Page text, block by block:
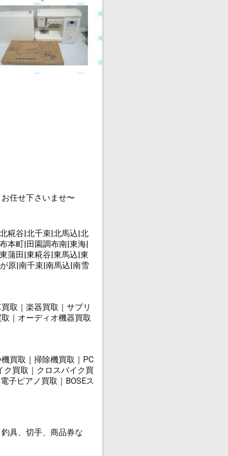
任せ下さいませ〜
糀谷|北千束|北馬込|北
本町|田園調布南|東海|
蒲田|東糀谷|東馬込|東
原|南千束|南馬込|南雪
取｜楽器買取｜サプリ
｜オーディオ機器買取
買取｜掃除機買取｜PC
ク買取｜クロスバイク買
子ピアノ買取｜BOSEス
具、切手、商品券な